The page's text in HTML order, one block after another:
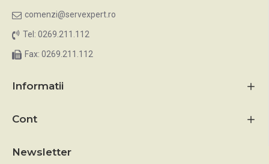
comenzi@servexpert.ro
Tel: 0269.211.112
Fax: 0269.211.112
Informatii
Cont
Newsletter